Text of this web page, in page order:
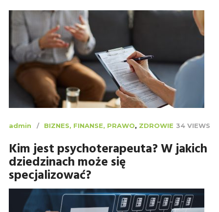
admin BIZNES, FINANSE, PRAWO, ZDROWIE 34 VIEWS
Kim jest psychoterapeuta? W jakich
dziedzinach może się
specjalizować?